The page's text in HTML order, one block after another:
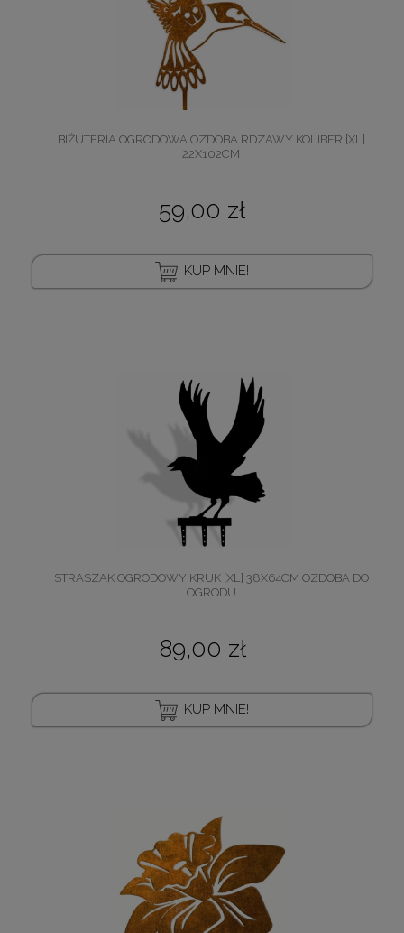
BIŻUTERIA OGRODOWA OZDOBA RDZAWY KOLIBER [XL]
22X102CM
59,00 zł
KUP MNIE!
STRASZAK OGRODOWY KRUK [XL] 38X64CM OZDOBA DO
OGRODU
89,00 zł
KUP MNIE!